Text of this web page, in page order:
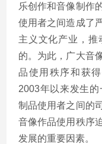
乐创作和音像制作
使用者之间造成了
主义文化产业，推
的。为此，广大音
品使用秩序和获
2003年以来发生
制品使用者之间的
音像作品使用秩序
发展的重要因素。